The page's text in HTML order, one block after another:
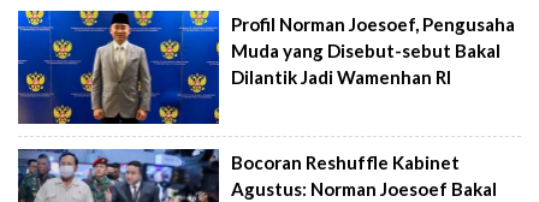
Profil Norman Joesoef, Pengusaha
Muda yang Disebut-sebut Bakal
Dilantik Jadi Wamenhan RI
Bocoran Reshuffle Kabinet
Agustus: Norman Joesoef Bakal